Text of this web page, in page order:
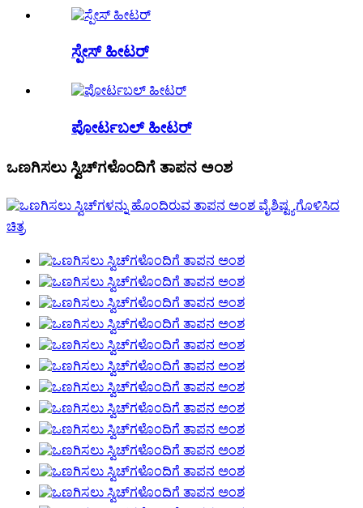
ಸ್ಪೇಸ್ ಹೀಟರ್
ಪೋರ್ಟಬಲ್ ಹೀಟರ್
ಒಣಗಿಸಲು ಸ್ವಿಚ್‌ಗಳೊಂದಿಗೆ ತಾಪನ ಅಂಶ